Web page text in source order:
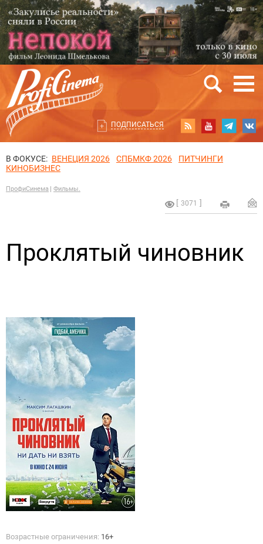
ПОДПИСАТЬСЯ
В ФОКУСЕ: ВЕНЕЦИЯ 2026 СПБМКФ 2026
ПИТЧИНГИ
КИНОБИЗНЕС
ПрофиСинема Фильмы.
3071
Проклятый чиновник
Возрастные ограничения: 16+